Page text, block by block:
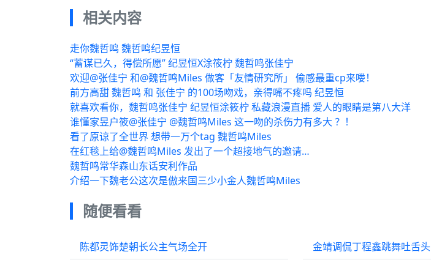
相关内容
走你魏哲鸣 魏哲鸣纪昱恒
“蓄谋已久，得偿所愿” 纪昱恒X涂筱柠 魏哲鸣张佳宁
欢迎@张佳宁 和@魏哲鸣Miles 做客「友情研究所」 偷感最重cp来喽！
前方高甜 魏哲鸣 和 张佳宁 的100场吻戏，亲得嘴不疼吗 纪昱恒
就喜欢看你，魏哲鸣张佳宁 纪昱恒涂筱柠 私藏浪漫直播 爱人的眼睛是第八大洋
谁懂家昱户筱@张佳宁 @魏哲鸣Miles 这一吻的杀伤力有多大 ？！
看了原谅了全世界 想带一万个tag 魏哲鸣Miles
在红毯上给@魏哲鸣Miles 发出了一个超接地气的邀请…
魏哲鸣常华森山东话安利作品
介绍一下魏老公这次是傲来国三少小金人魏哲鸣Miles
随便看看
陈都灵饰楚朝长公主气场全开
金靖调侃丁程鑫跳舞吐舌头